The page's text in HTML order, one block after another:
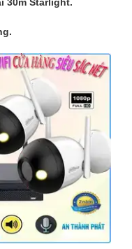
30m Starlight.